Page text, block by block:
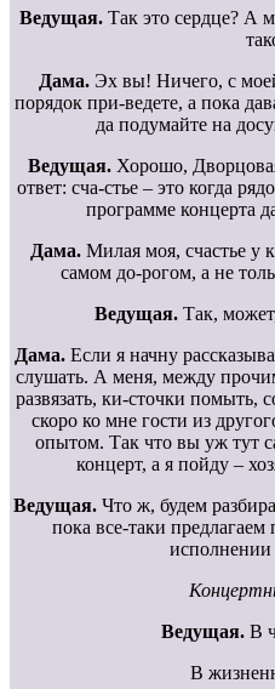
Ведущая. Так это сердце? А
Дама. Эх вы! Ничего, с
порядок при-ведете, а пока
да подумайте на
Ведущая. Хорошо,
ответ: сча-стье – это когда
программе концерта
Дама. Милая моя, счастье у
самом до-рогом, а не
Ведущая. Так,
Дама. Если я начну
слушать. А меня, между
развязать, ки-сточки
скоро ко мне гости из
опытом. Так что вы уж тут
концерт, а я пойду –
Ведущая. Что ж, будем
пока все-таки
исполнении
Ведущая. В
В